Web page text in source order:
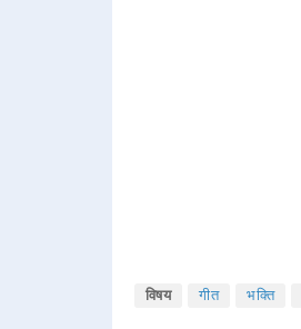
विषय गीत भक्ति